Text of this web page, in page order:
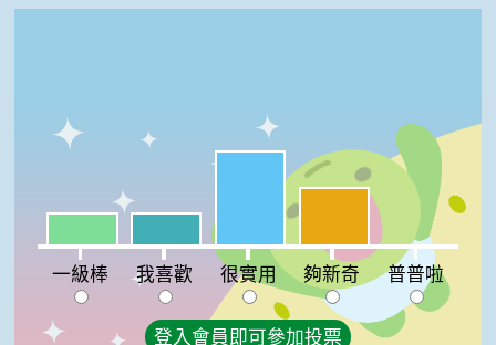
我喜歡:15%
很實用:44%
夠新奇:27%
普普啦:0%
一級棒 我喜歡 很實用 夠新奇 普普啦
登入會員即可參加投票